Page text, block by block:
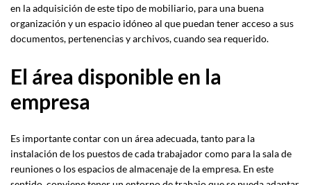
en la adquisición de este tipo de mobiliario, para una buena
organización y un espacio idóneo al que puedan tener acceso a sus
documentos, pertenencias y archivos, cuando sea requerido.
El área disponible en la
empresa
Es importante contar con un área adecuada, tanto para la
instalación de los puestos de cada trabajador como para la sala de
reuniones o los espacios de almacenaje de la empresa. En este